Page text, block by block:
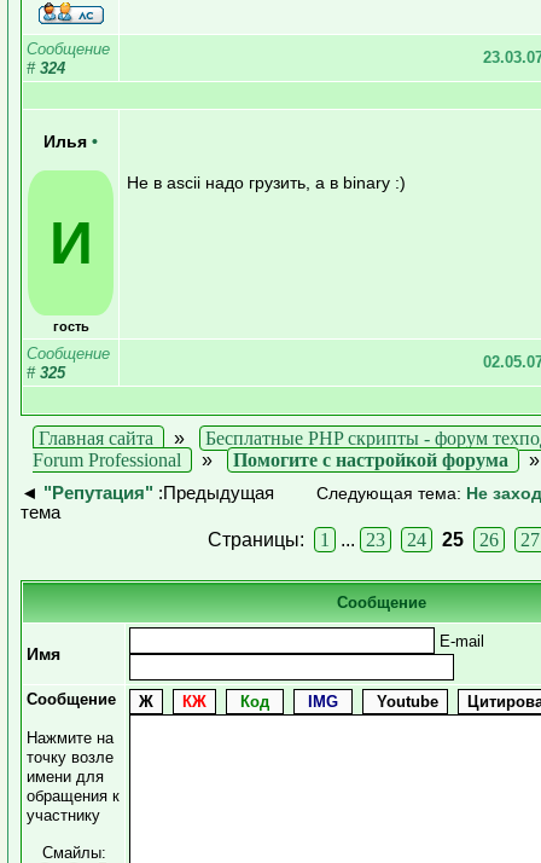
Сообщение
# 324
Илья •
И
гость
Не в ascii надо грузить, а в binary :)
Сообщение
# 325
Главная сайта »
Бесплатные PHP скрипты - форум
Forum Professional
» Помогите с настройкой форума
◄ "Репутация" :Предыдущая
тема
Следующая тема: Не
Страницы: 1 ... 23 24 25 26 27
Сообщение
Имя
E-mail
Сообщение
Нажмите на
точку возле
имени для
обращения к
участнику
Смайлы: